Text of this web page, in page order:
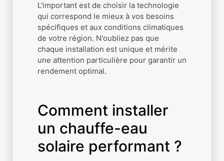
L'important est de choisir la technologie
qui correspond le mieux à vos besoins
spécifiques et aux conditions climatiques
de votre région. N'oubliez pas que
chaque installation est unique et mérite
une attention particulière pour garantir un
rendement optimal.
Comment installer
un chauffe-eau
solaire performant ?